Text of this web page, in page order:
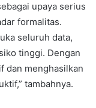
upaya serius
formalitas.
seluruh data,
tinggi. Dengan
dan menghasilkan
tambahnya.